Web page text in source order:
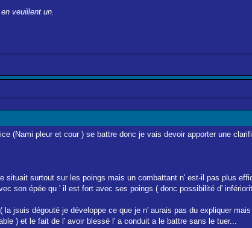
veuillent un.
(Nami pleur et cour ) se battre donc je vais devoir apporter une
situait surtout sur les poings mais un combattant n' est-il pas plus
son épée qu ' il est fort avec ses poings ( donc possibilité d'
jsuis dégouté je développe ce que je n' aurais pas du expliquer
) et le fait de l' avoir blessé l' a conduit a le battre sans le tuer...